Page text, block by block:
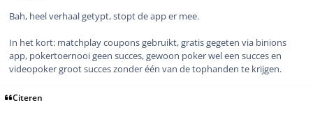
Bah, heel verhaal getypt, stopt de app er mee.
In het kort: matchplay coupons gebruikt, gratis gegeten via binions
app, pokertoernooi geen succes, gewoon poker wel een succes en
videopoker groot succes zonder één van de tophanden te krijgen.
Citeren